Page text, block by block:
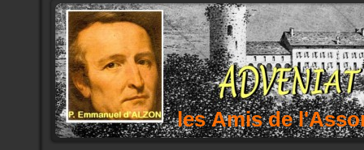
les Amis de